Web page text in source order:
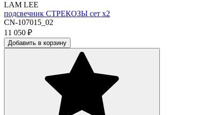
LAM LEE
подсвечник СТРЕКОЗЫ сет х2
CN-107015_02
11 050 ₽
Добавить в корзину